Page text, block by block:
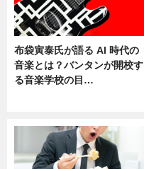
布袋寅泰氏が語る AI 時代の
音楽とは？バンタンが開校す
る音楽学校の目…